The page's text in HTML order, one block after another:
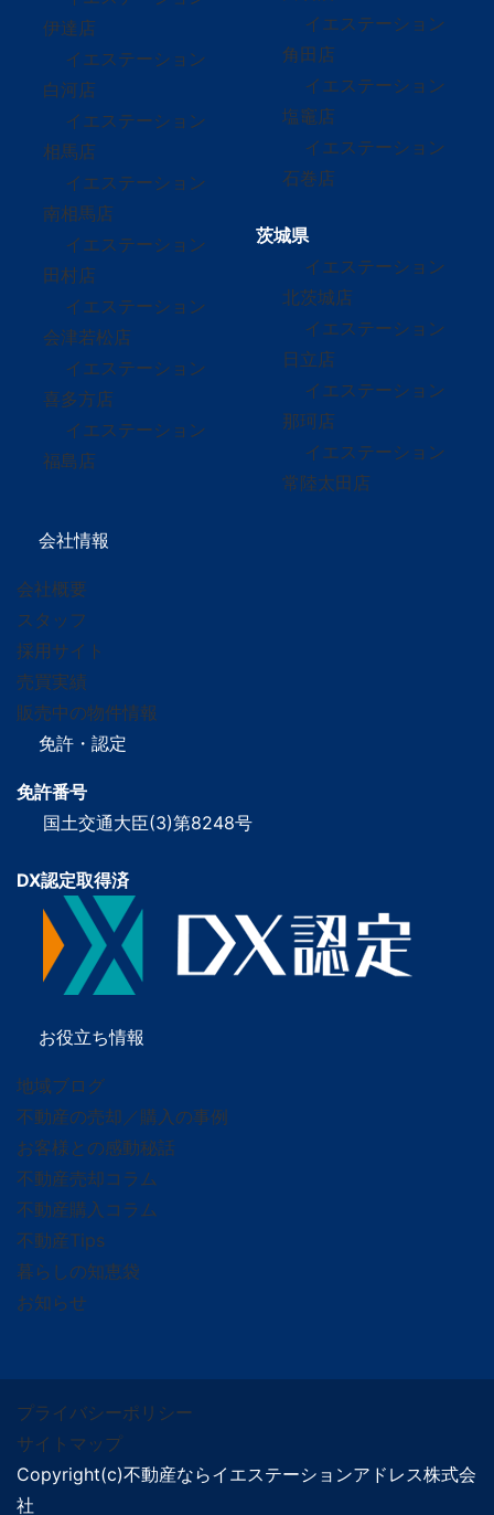
伊達店
イエステーション
白河店
イエステーション
相馬店
イエステーション
南相馬店
イエステーション
田村店
イエステーション
会津若松店
イエステーション
喜多方店
イエステーション
福島店
イエステーション
角田店
イエステーション
塩竈店
イエステーション
石巻店
茨城県
イエステーション
北茨城店
イエステーション
日立店
イエステーション
那珂店
イエステーション
常陸太田店
会社情報
会社概要
スタッフ
採用サイト
売買実績
販売中の物件情報
免許・認定
免許番号
国土交通大臣(3)第8248号
DX認定取得済
お役立ち情報
地域ブログ
不動産の売却／購入の事例
お客様との感動秘話
不動産売却コラム
不動産購入コラム
不動産Tips
暮らしの知恵袋
お知らせ
プライバシーポリシー
サイトマップ
Copyright(c)不動産ならイエステーションアドレス株式会
社